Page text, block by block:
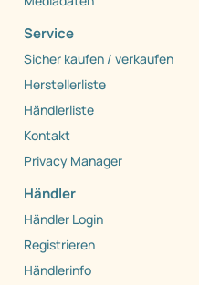
Service
Sicher kaufen / verkaufen
Herstellerliste
Händlerliste
Kontakt
Privacy Manager
Händler
Händler Login
Registrieren
Händlerinfo